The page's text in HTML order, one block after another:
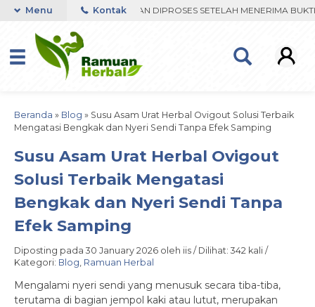
WHATSAPP. PENGIRIMAN DIPROSES SETELAH MENERIMA BUKTI
Menu Kontak
Beranda » Blog » Susu Asam Urat Herbal Ovigout Solusi Terbaik
Mengatasi Bengkak dan Nyeri Sendi Tanpa Efek Samping
Susu Asam Urat Herbal Ovigout
Solusi Terbaik Mengatasi
Bengkak dan Nyeri Sendi Tanpa
Efek Samping
Diposting pada 30 January 2026 oleh iis / Dilihat: 342 kali /
Kategori: Blog, Ramuan Herbal
Mengalami nyeri sendi yang menusuk secara tiba-tiba,
terutama di bagian jempol kaki atau lutut, merupakan